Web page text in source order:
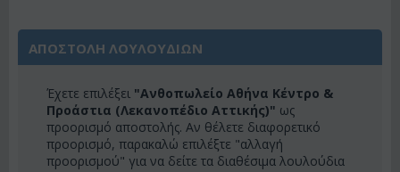
ΑΠΟΣΤΟΛΗ ΛΟΥΛΟΥΔΙΩΝ
Έχετε επιλέξει "Ανθοπωλείο Αθήνα Κέντρο &
Προάστια (Λεκανοπέδιο Αττικής)" ως
προορισμό αποστολής. Αν θέλετε διαφορετικό
προορισμό, παρακαλώ επιλέξτε "αλλαγή
προορισμού" για να δείτε τα διαθέσιμα λουλούδια